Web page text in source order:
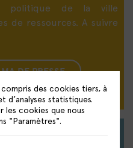
politique de la ville
de ressources. A suivre
DE PRESSE
des cookies tiers, à
statistiques.
les cookies que nous
"Paramètres".